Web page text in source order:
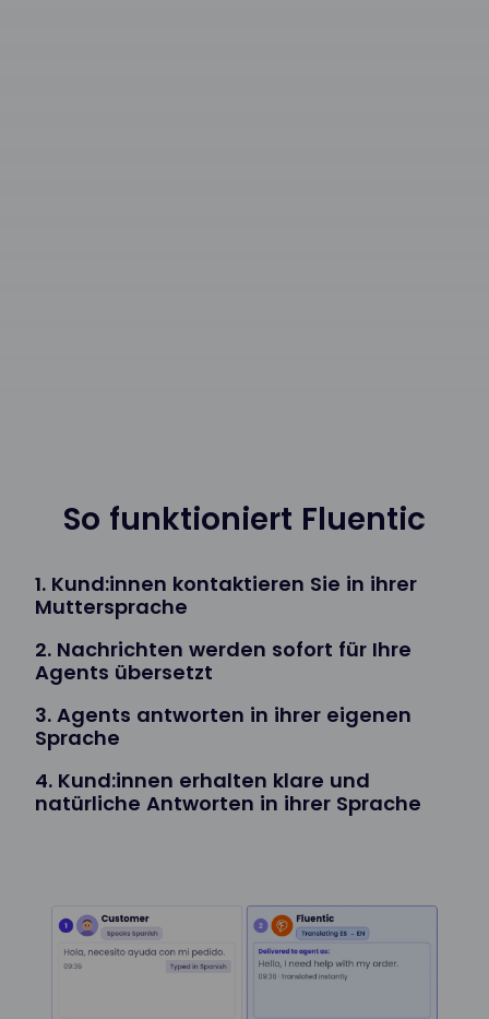
So funktioniert Fluentic
1. Kund:innen kontaktieren Sie in ihrer
Muttersprache
2. Nachrichten werden sofort für Ihre
Agents übersetzt
3. Agents antworten in ihrer eigenen
Sprache
4. Kund:innen erhalten klare und
natürliche Antworten in ihrer Sprache